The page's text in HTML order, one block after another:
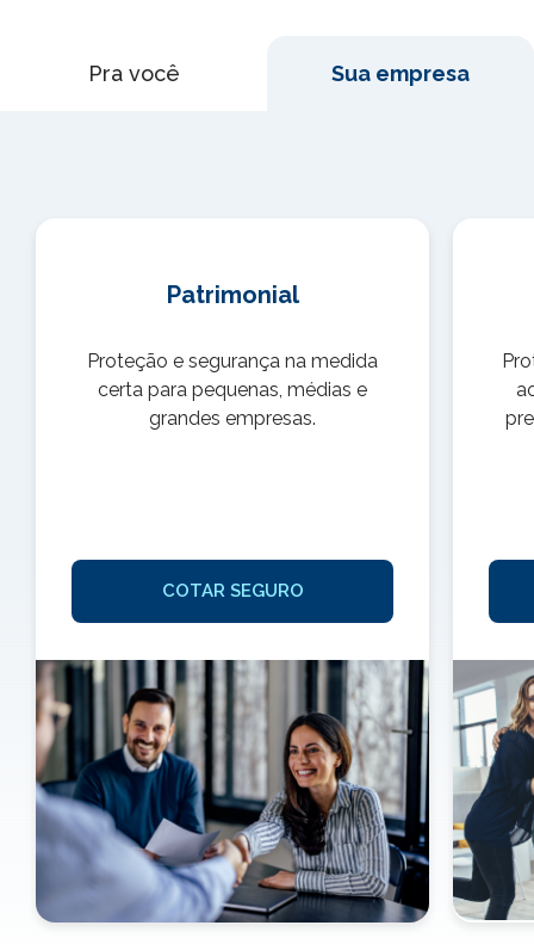
Pra você Sua empresa
Patrimonial
Proteção e segurança na medida
certa para pequenas, médias e
grandes empresas.
COTAR SEGURO